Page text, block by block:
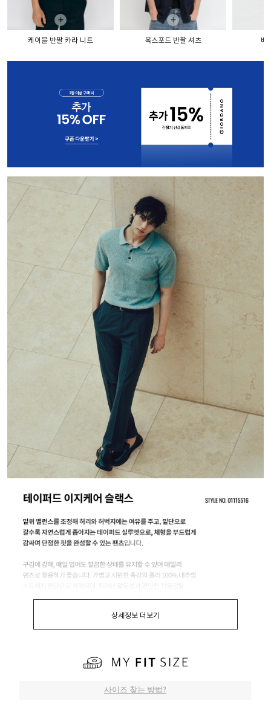
+
케이블 반팔 카라 니트
+
옥스포드 반팔 셔츠 베
상세정보 더보기